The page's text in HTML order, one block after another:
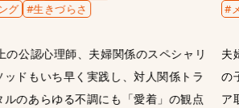
グ #生きづらさ
の公認心理師、夫婦関係のスペシャリ
ッドもいち早く実践し、対人関係トラ
ルのあらゆる不調にも「愛着」の観点
#
夫
の
ア